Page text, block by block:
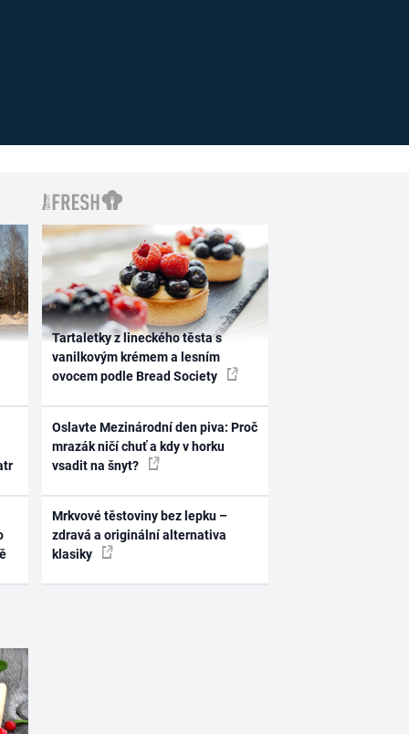
Tartaletky z lineckého těsta s
vanilkovým krémem a lesním
ovocem podle Bread Society
Oslavte Mezinárodní den piva: Proč
mrazák ničí chuť a kdy v horku
vsadit na šnyt?
Mrkvové těstoviny bez lepku –
zdravá a originální alternativa
klasiky